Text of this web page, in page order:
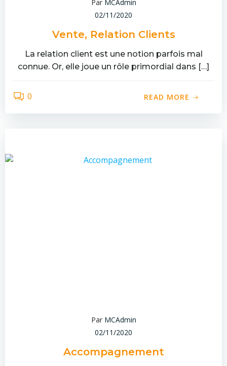
Par MCAdmin
02/11/2020
Vente, Relation Clients
La relation client est une notion parfois mal
connue. Or, elle joue un rôle primordial dans […]
0 READ MORE
Par MCAdmin
02/11/2020
Accompagnement